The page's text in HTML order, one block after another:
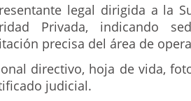
legal dirigida a la
Privada, indicando
precisa del área de
directivo, hoja de vida,
judicial.